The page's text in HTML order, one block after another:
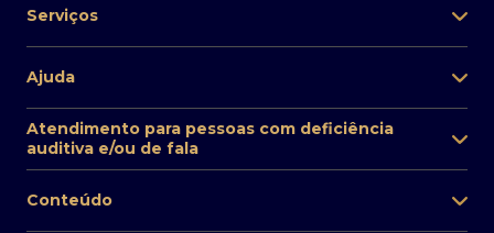
Serviços
Ajuda
Atendimento para pessoas com deficiência
auditiva e/ou de fala
Conteúdo